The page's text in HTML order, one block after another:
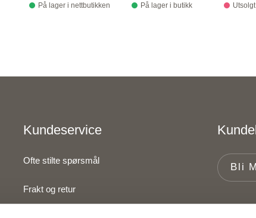
På lager i nettbutikken På lager i butikk
Kundeservice
Ofte stilte spørsmål
Frakt og retur
Bli